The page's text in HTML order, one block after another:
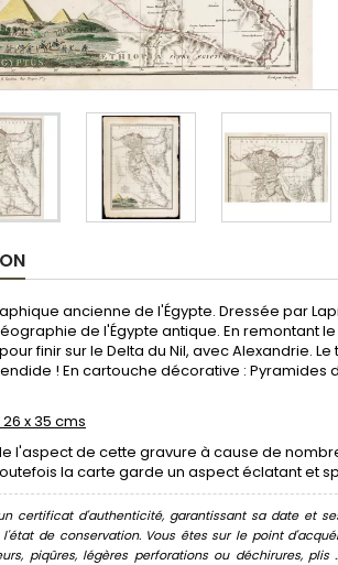
ancienne de l'Égypte. Dressée par
de l'Égypte antique. En remontant
finir sur le Delta du Nil, avec Alexandrie.
! En cartouche décorative :
x 35 cms
l'aspect de cette gravure à cause de
la carte garde un aspect éclatant et
certificat d'authenticité, garantissant sa date et
de conservation. Vous êtes sur le point
piqûres, légères perforations ou déchirures,